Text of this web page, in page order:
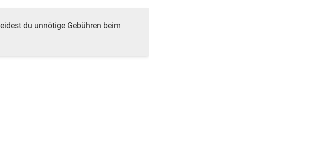
du unnötige Gebühren beim